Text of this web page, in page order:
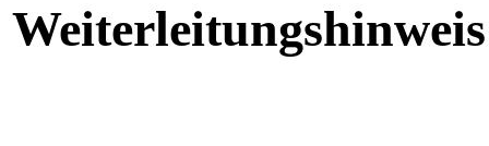
Weiterleitungshinweis